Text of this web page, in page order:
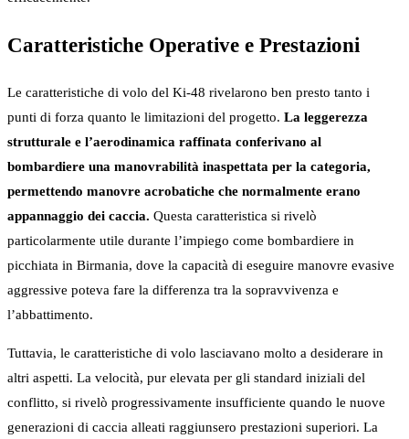
Caratteristiche Operative e Prestazioni
Le caratteristiche di volo del Ki-48 rivelarono ben presto tanto i
punti di forza quanto le limitazioni del progetto. La leggerezza
strutturale e l’aerodinamica raffinata conferivano al
bombardiere una manovrabilità inaspettata per la categoria,
permettendo manovre acrobatiche che normalmente erano
appannaggio dei caccia. Questa caratteristica si rivelò
particolarmente utile durante l’impiego come bombardiere in
picchiata in Birmania, dove la capacità di eseguire manovre evasive
aggressive poteva fare la differenza tra la sopravvivenza e
l’abbattimento.
Tuttavia, le caratteristiche di volo lasciavano molto a desiderare in
altri aspetti. La velocità, pur elevata per gli standard iniziali del
conflitto, si rivelò progressivamente insufficiente quando le nuove
generazioni di caccia alleati raggiunsero prestazioni superiori. La